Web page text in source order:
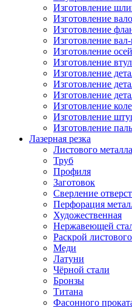
Изготовление
Изготовление
Изготовление
Изготовление
Изготовление осей
Изготовление
Изготовление
Изготовление
Изготовление
Изготовление
Изготовление
Изготовление
Лазерная резка
Листового металла
Труб
Профиля
Заготовок
Сверление
Перфорация
Художественная
Нержавеющей
Раскрой
Меди
Латуни
Чёрной стали
Бронзы
Титана
Фасонного